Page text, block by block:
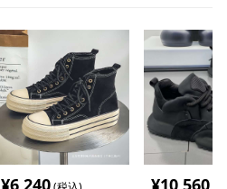
¥6,240 ¥10,560